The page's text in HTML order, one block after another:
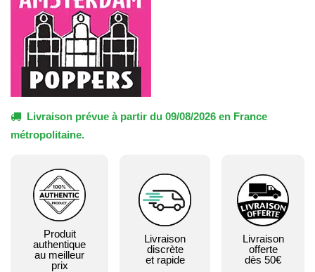
Livraison prévue à partir du 09/08/2026 en France
métropolitaine.
Produit
authentique
au meilleur
prix
Livraison
discrète
et rapide
Livraison
offerte
dès 50€